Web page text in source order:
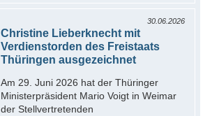
Christine Lieberknecht mit
Verdienstorden des Freistaats
Thüringen ausgezeichnet
30.06.2026
Am 29. Juni 2026 hat der Thüringer
Ministerpräsident Mario Voigt in Weimar
der Stellvertretenden